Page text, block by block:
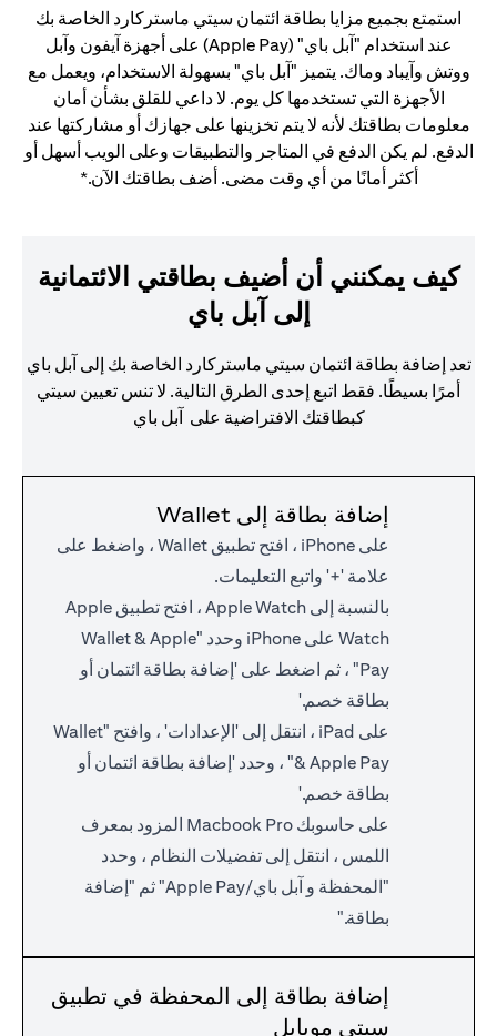
استمتع بجميع مزايا بطاقة ائتمان سيتي ماستركارد الخاصة بك
عند استخدام "آبل باي" (Apple Pay) على أجهزة آيفون وآبل
ووتش وآيباد وماك. يتميز "آبل باي" بسهولة الاستخدام، ويعمل مع
الأجهزة التي تستخدمها كل يوم. لا داعي للقلق بشأن أمان
معلومات بطاقتك لأنه لا يتم تخزينها على جهازك أو مشاركتها عند
الدفع. لم يكن الدفع في المتاجر والتطبيقات وعلى الويب أسهل أو
أكثر أمانًا من أي وقت مضى. أضف بطاقتك الآن.*
كيف يمكنني أن أضيف بطاقتي الائتمانية
إلى آبل باي
تعد إضافة بطاقة ائتمان سيتي ماستركارد الخاصة بك إلى آبل باي
أمرًا بسيطًا. فقط اتبع إحدى الطرق التالية. لا تنس تعيين سيتي
كبطاقتك الافتراضية على آبل باي
إضافة بطاقة إلى Wallet
على iPhone ، افتح تطبيق Wallet ، واضغط على
علامة '+' واتبع التعليمات.
بالنسبة إلى Apple Watch ، افتح تطبيق Apple
Watch على iPhone وحدد "Wallet & Apple
Pay" ، ثم اضغط على 'إضافة بطاقة ائتمان أو
بطاقة خصم.'
على iPad ، انتقل إلى 'الإعدادات' ، وافتح "Wallet
& Apple Pay" ، وحدد 'إضافة بطاقة ائتمان أو
بطاقة خصم.'
على حاسوبك Macbook Pro المزود بمعرف
اللمس ، انتقل إلى تفضيلات النظام ، وحدد
"المحفظة و آبل باي/Apple Pay" ثم "إضافة
بطاقة."
إضافة بطاقة إلى المحفظة في تطبيق
سيتي موبايل